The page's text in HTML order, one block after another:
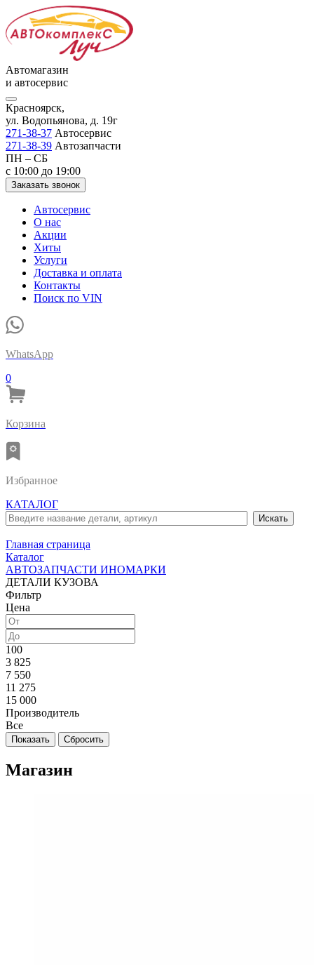
Автомагазин
и автосервис
Красноярск,
ул. Водопьянова, д. 19г
271-38-37 Автосервис
271-38-39 Автозапчасти
ПН – СБ
с 10:00 до 19:00
Заказать звонок
Автосервис
О нас
Акции
Хиты
Услуги
Доставка и оплата
Контакты
Поиск по VIN
WhatsApp
0
Корзина
Избранное
КАТАЛОГ
Главная страница
Каталог
АВТОЗАПЧАСТИ ИНОМАРКИ
ДЕТАЛИ КУЗОВА
Фильтр
Цена
100
3 825
7 550
11 275
15 000
Производитель
Все
Магазин